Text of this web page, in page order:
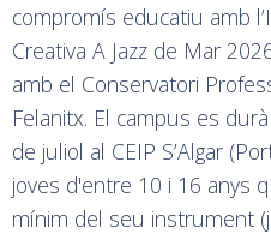
compromís educatiu amb
Creativa A Jazz de Mar
amb el Conservatori
Felanitx. El campus es
de juliol al CEIP S’Algar
joves d'entre 10 i 16 anys
mínim del seu instrument